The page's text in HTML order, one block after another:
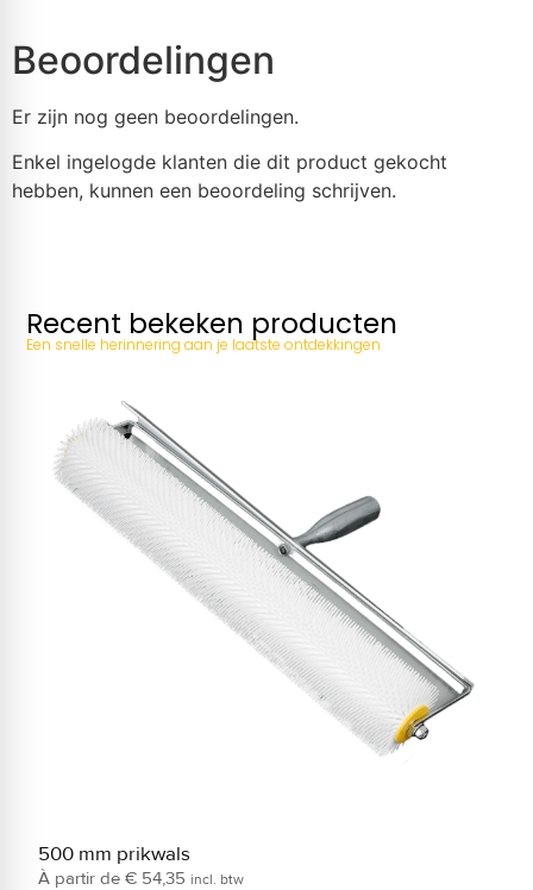
Beoordelingen
Er zijn nog geen beoordelingen.
Enkel ingelogde klanten die dit product gekocht
hebben, kunnen een beoordeling schrijven.
Recent bekeken producten
Een snelle herinnering aan je laatste ontdekkingen
500 mm prikwals
€ 54,35 incl. btw